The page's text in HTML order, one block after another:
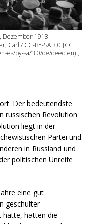
Dezember 1918
Carl / CC-BY-SA 3.0 [CC
by-sa/3.0/de/deed.en)],
Der bedeutendste
russischen Revolution
liegt in der
Partei und
in Russland und
politischen Unreife
eine gut
geschulter
hatte, hatten die